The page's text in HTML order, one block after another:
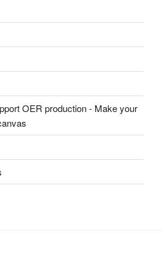
OER production - Make your